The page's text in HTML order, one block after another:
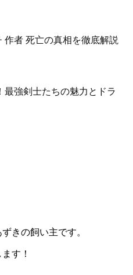
作者 死亡の真相を徹底解説
最強剣士たちの魅力とドラ
きの飼い主です。
す！